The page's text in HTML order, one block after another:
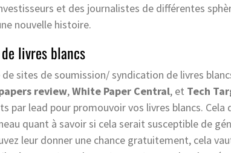
et des journalistes de différentes
nouvelle histoire.
livres blancs
sites de soumission/ syndication de livres
review,White Paper Central, et Tech
par lead pour promouvoir vos livres blancs. Cela
quant à savoir si cela serait susceptible de
leur donner une chance gratuitement, cela